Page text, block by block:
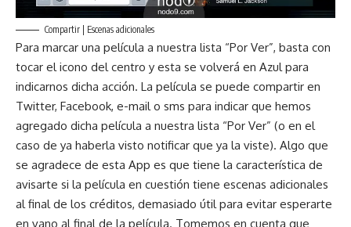
Compartir | Escenas adicionales
Para marcar una película a nuestra lista “Por Ver”, basta con
tocar el icono del centro y esta se volverá en Azul para
indicarnos dicha acción. La película se puede compartir en
Twitter, Facebook, e-mail o sms para indicar que hemos
agregado dicha película a nuestra lista “Por Ver” (o en el
caso de ya haberla visto notificar que ya la viste). Algo que
se agradece de esta App es que tiene la característica de
avisarte si la película en cuestión tiene escenas adicionales
al final de los créditos, demasiado útil para evitar esperarte
en vano al final de la película. Tomemos en cuenta que